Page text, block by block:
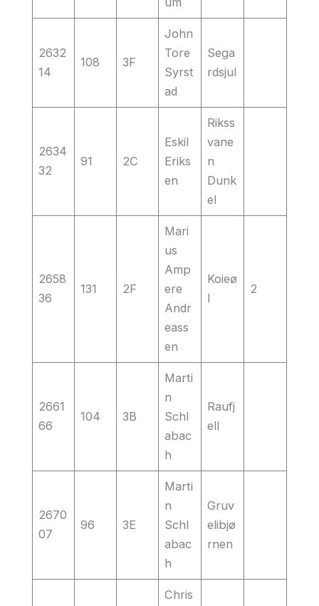
2632
14
108 3F
John
Tore
Syrst
ad
Sega
rdsjul
2634
32
91 2C
Eskil
Eriks
en
Rikss
vane
n
Dunk
el
2658
36
131 2F
Mari
us
Amp
ere
Andr
eass
en
Koieø
l
2
2661
66
104 3B
Marti
n
Schl
abac
h
Raufj
ell
2670
07
96 3E
Marti
n
Schl
abac
h
Gruv
elibjø
rnen
Chris